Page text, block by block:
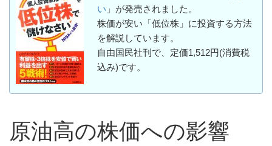
い 」が発売されました。
株価が安い「低位株」に投資する方法
を解説しています。
自由国民社刊で、定価1,512円(消費税
込み)です。
原油高の株価への影響